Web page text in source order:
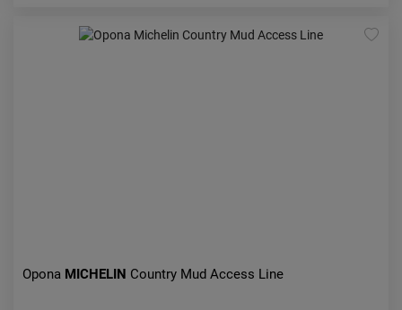
Opona MICHELIN Country Mud Access Line